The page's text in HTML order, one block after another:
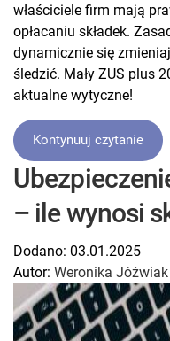
właściciele firm mają
opłacaniu składek.
dynamicznie się
śledzić. Mały ZUS plus
aktualne wytyczne!
Kontynuuj czytanie
– ile wynosi
Dodano: 03.01.2025
Autor: Weronika Jóźwiak